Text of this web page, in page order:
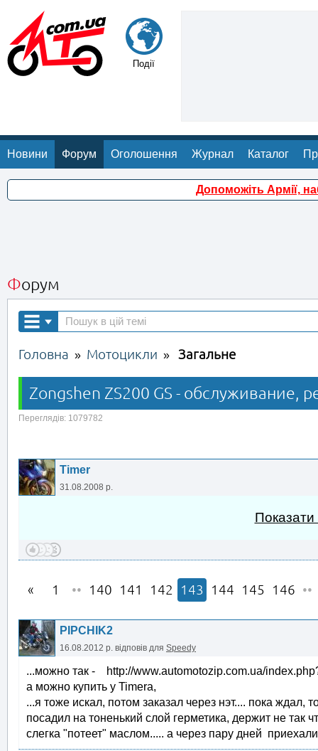
Події
Новини Форум Оголошення Журнал Каталог
Допоможіть Армії,
Форум
Головна » Мотоцикли » Загальне
Zongshen ZS200 GS - обслуживание,
Переглядів: 1079782
Timer
31.08.2008 р.
Показати
1 •• 140 141 142 143 144 145 146 ••
PIPCHIK2
16.08.2012 р. відповів для Speedy
...можно так - http://www.automotozip.com.ua/
а можно купить у Timerа,
...я тоже искал, потом заказал через нэт.... пока
посадил на тоненький слой герметика, держит не так
слегка "потеет" маслом..... а через пару дней